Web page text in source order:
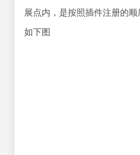
展点内，是按照插件注册的顺
如下图